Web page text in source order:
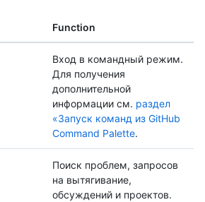
Function
Вход в командный режим.
Для получения
дополнительной
информации см. раздел
«Запуск команд из GitHub
Command Palette.
Поиск проблем, запросов
на вытягивание,
обсуждений и проектов.